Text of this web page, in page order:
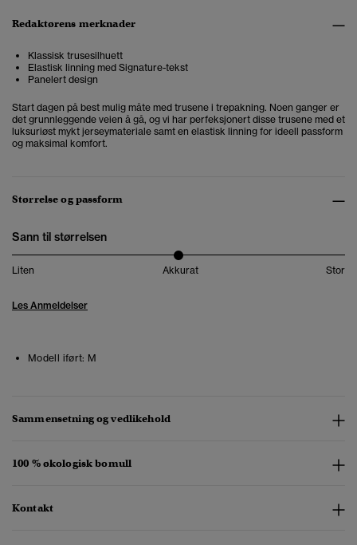
Redaktørens merknader
Klassisk trusesilhuett
Elastisk linning med Signature-tekst
Panelert design
Start dagen på best mulig måte med trusene i trepakning. Noen ganger er
det grunnleggende veien å gå, og vi har perfeksjonert disse trusene med et
luksuriøst mykt jerseymateriale samt en elastisk linning for ideell passform
og maksimal komfort.
Størrelse og passform
Sann til størrelsen
Liten Akkurat Stor
Les Anmeldelser
Modell iført: M
Sammensetning og vedlikehold
100 % økologisk bomull
Kontakt